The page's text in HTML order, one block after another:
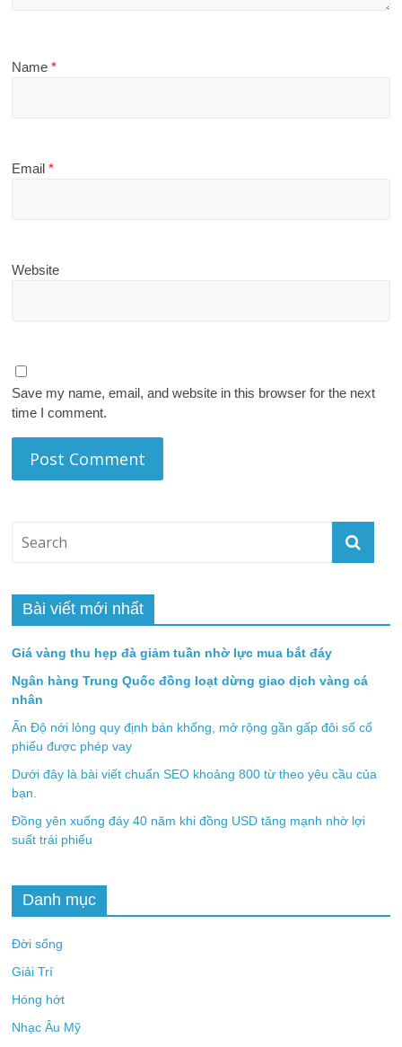
Name*
Email*
Website
Save my name, email, and website in this browser for the next
time I comment.
Bài viết mới nhất
Giá vàng thu hẹp đà giảm tuần nhờ lực mua bắt đáy
Ngân hàng Trung Quốc đồng loạt dừng giao dịch vàng cá
nhân
Ấn Độ nới lỏng quy định bán khống, mở rộng gần gấp đôi số cổ
phiếu được phép vay
Dưới đây là bài viết chuẩn SEO khoảng 800 từ theo yêu cầu của
bạn.
Đồng yên xuống đáy 40 năm khi đồng USD tăng mạnh nhờ lợi
suất trái phiếu
Danh mục
Đời sống
Giải Trí
Hóng hớt
Nhạc Âu Mỹ